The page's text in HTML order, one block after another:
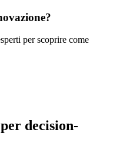
per scoprire come
decision-